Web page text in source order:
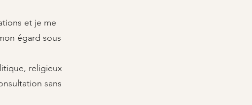
et je me
égard sous
religieux
sans